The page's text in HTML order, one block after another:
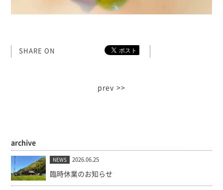
SHARE ON
prev >>
archive
NEWS 2026.06.25
臨時休業のお知らせ